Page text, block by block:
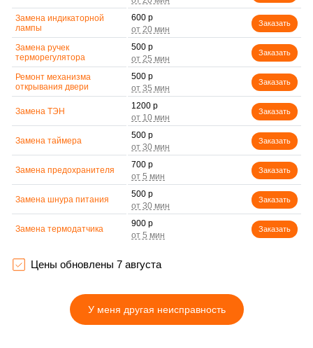
Замена индикаторной
лампы
600 р
Заказать
Замена ручек
терморегулятора
500 р
Заказать
Ремонт механизма
открывания двери
500 р
Заказать
Замена ТЭН
1200 р
Заказать
Замена таймера
500 р
Заказать
Замена предохранителя
700 р
Заказать
Замена шнура питания
500 р
Заказать
Замена термодатчика
900 р
Заказать
управления
Цены обновлены 7 августа
У меня другая неисправность